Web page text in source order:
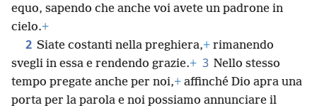
equo, sapendo che anche voi avete un padrone in
cielo.+
2 Siate costanti nella preghiera,+ rimanendo
svegli in essa e rendendo grazie.+ 3 Nello stesso
tempo pregate anche per noi,+ affinché Dio apra una
porta per la parola e noi possiamo annunciare il